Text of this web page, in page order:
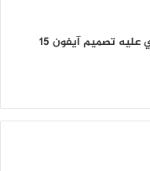
تصميم آيفون 15